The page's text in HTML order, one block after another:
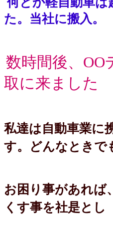
た。当社に搬入。
数時間後、OO
取に来ました
私達は自動車業に
す。どんなときで
お困り事があれば
くす事を社是とし